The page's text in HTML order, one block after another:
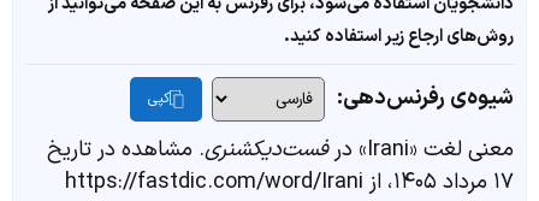
روش‌های ارجاع زیر استفاده کنید.
شیوه‌ی رفرنس‌دهی: کپی
معنی لغت «Irani» در فست‌دیکشنری. مشاهده در تاریخ
۱۷ مرداد ۱۴۰۵، از https://fastdic.com/word/Irani